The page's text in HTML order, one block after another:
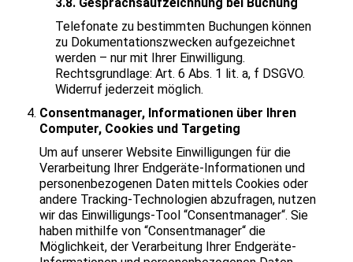
Telefonate zu bestimmten Buchungen können
zu Dokumentationszwecken aufgezeichnet
werden – nur mit Ihrer Einwilligung.
Rechtsgrundlage: Art. 6 Abs. 1 lit. a, f DSGVO.
Widerruf jederzeit möglich.
Consentmanager, Informationen über Ihren
Computer, Cookies und Targeting
Um auf unserer Website Einwilligungen für die
Verarbeitung Ihrer Endgeräte-Informationen und
personenbezogenen Daten mittels Cookies oder
andere Tracking-Technologien abzufragen, nutzen
wir das Einwilligungs-Tool “Consentmanager“. Sie
haben mithilfe von “Consentmanager“ die
Möglichkeit, der Verarbeitung Ihrer Endgeräte-